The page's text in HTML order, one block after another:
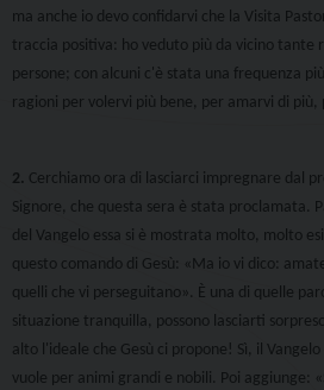
ma anche io devo confidarvi che la Visita
traccia positiva: ho veduto più da vicino
persone; con alcuni c'è stata una frequenza
ragioni per volervi più bene, per amarvi di più,
2. Cerchiamo ora di lasciarci impregnare dal
Signore, che questa sera è stata proclamata.
del Vangelo essa si è mostrata molto, molto
questo comando di Gesù: «Ma io vi dico:
quelli che vi perseguitano». È una di quelle
situazione tranquilla, possono lasciarti
alto l'ideale che Gesù ci propone! Sì, il
vuole per animi grandi e nobili. Poi aggiunge: